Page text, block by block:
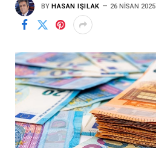
BY HASAN IŞILAK 26 NISAN 2025